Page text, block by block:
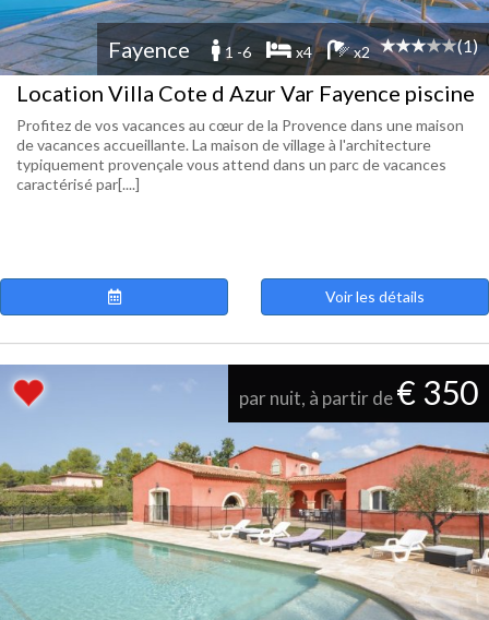
Fayence 1 -6 x4 x2 (1)
Location Villa Cote d Azur Var Fayence piscine
Profitez de vos vacances au cœur de la Provence dans une maison
de vacances accueillante. La maison de village à l'architecture
typiquement provençale vous attend dans un parc de vacances
caractérisé par[....]
Voir les détails
par nuit, à partir de€ 350